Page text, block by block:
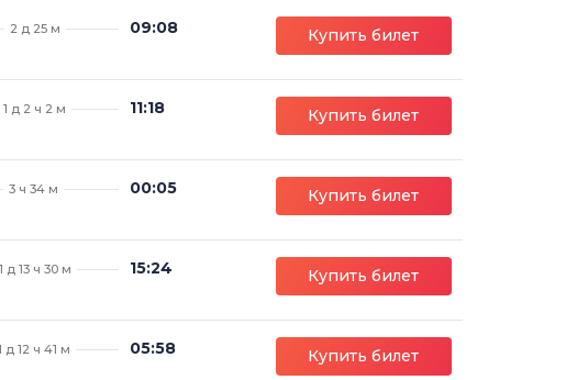
2 д 25 м 09:08 Купить билет
1 д 2 ч 2 м 11:18 Купить билет
3 ч 34 м 00:05 Купить билет
1 д 13 ч 30 м 15:24 Купить билет
д 12 ч 41 м 05:58 Купить билет